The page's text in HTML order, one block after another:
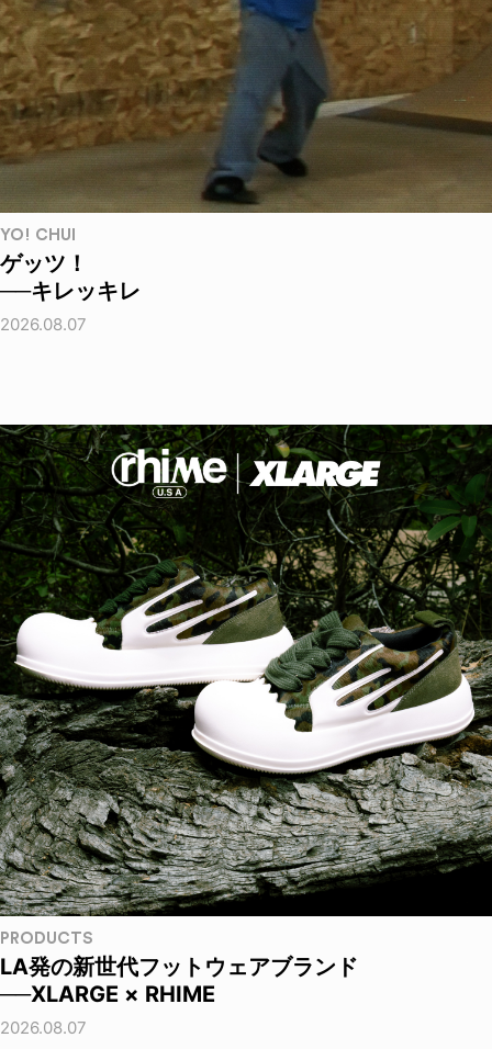
YO! CHUI
ゲッツ！
──キレッキレ
2026.08.07
PRODUCTS
LA発の新世代フットウェアブランド
──XLARGE × RHIME
2026.08.07